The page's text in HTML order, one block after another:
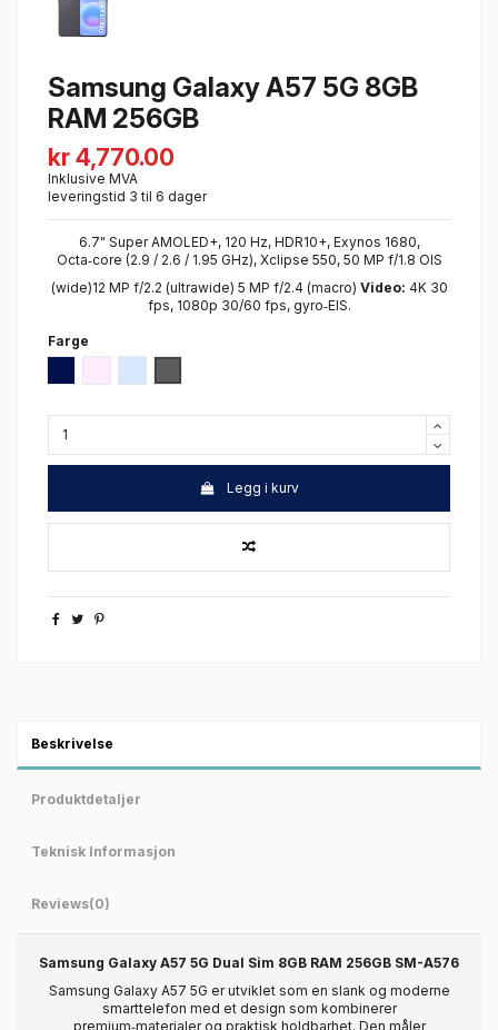
Samsung Galaxy A57 5G 8GB
RAM 256GB
kr 4,770.00
Inklusive MVA
leveringstid 3 til 6 dager
6.7" Super AMOLED+, 120 Hz, HDR10+, Exynos 1680,
Octa‑core (2.9 / 2.6 / 1.95 GHz), Xclipse 550, 50 MP f/1.8 OIS
(wide)12 MP f/2.2 (ultrawide) 5 MP f/2.4 (macro) Video: 4K 30
fps, 1080p 30/60 fps, gyro‑EIS.
Farge
Legg i kurv
Beskrivelse
Produktdetaljer
Teknisk Informasjon
Reviews(0)
Samsung Galaxy A57 5G Dual Sim 8GB RAM 256GB SM-A576
Samsung Galaxy A57 5G er utviklet som en slank og moderne
smarttelefon med et design som kombinerer
premium‑materialer og praktisk holdbarhet. Den måler